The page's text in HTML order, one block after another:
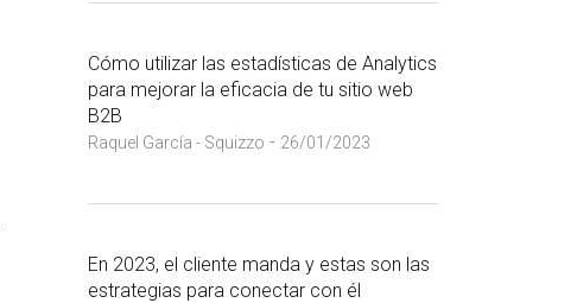
Cómo utilizar las estadísticas de Analytics
para mejorar la eficacia de tu sitio web
B2B
Raquel García - Squizzo - 26/01/2023
En 2023, el cliente manda y estas son las
estrategias para conectar con él